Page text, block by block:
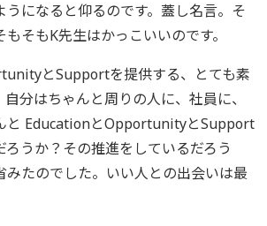
うになると仰るのです。蓋し名言。そ
そもK先生はかっこいいのです。
とSupportを提供する、とても素
分はちゃんと周りの人に、社員に、
と EducationとOpportunityとSupport
うか？その推進をしているだろう
みたのでした。いい人との出会いは最